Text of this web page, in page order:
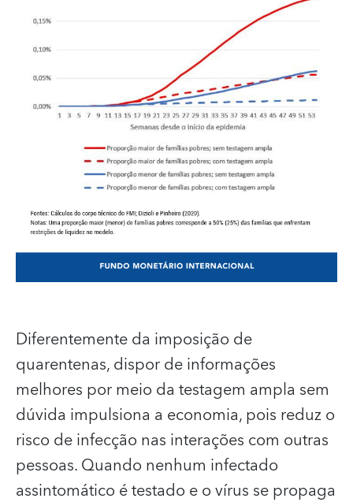
Diferentemente da imposição de
quarentenas, dispor de informações
melhores por meio da testagem ampla sem
dúvida impulsiona a economia, pois reduz o
risco de infecção nas interações com outras
pessoas. Quando nenhum infectado
assintomático é testado e o vírus se propaga